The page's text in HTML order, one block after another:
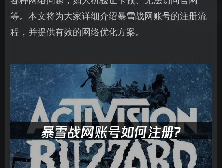
等。本文将为大家详细介绍暴雪战网账号的注册流
程，并提供有效的网络优化方案。